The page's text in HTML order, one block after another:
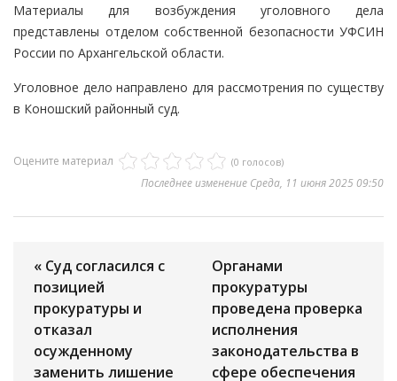
Материалы для возбуждения уголовного дела
представлены отделом собственной безопасности УФСИН
России по Архангельской области.
Уголовное дело направлено для рассмотрения по существу
в Коношский районный суд.
Оцените материал (0 голосов)
Последнее изменение Среда, 11 июня 2025 09:50
« Суд согласился с
позицией
прокуратуры и
отказал
осужденному
заменить лишение
Органами
прокуратуры
проведена проверка
исполнения
законодательства в
сфере обеспечения